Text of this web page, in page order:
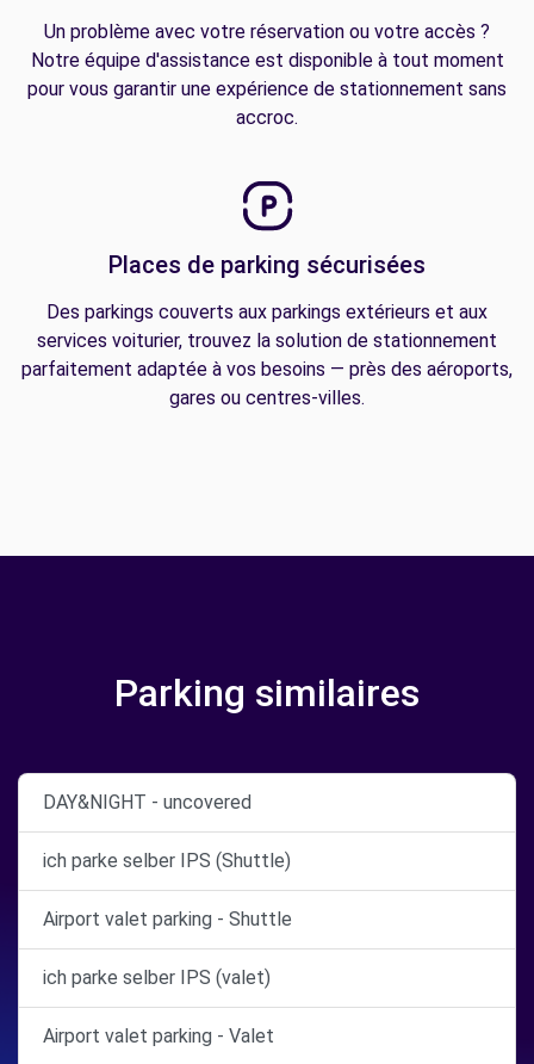
Un problème avec votre réservation ou votre accès ?
Notre équipe d'assistance est disponible à tout moment
pour vous garantir une expérience de stationnement sans
accroc.
Places de parking sécurisées
Des parkings couverts aux parkings extérieurs et aux
services voiturier, trouvez la solution de stationnement
parfaitement adaptée à vos besoins — près des aéroports,
gares ou centres-villes.
Parking similaires
DAY&NIGHT - uncovered
ich parke selber IPS (Shuttle)
Airport valet parking - Shuttle
ich parke selber IPS (valet)
Airport valet parking - Valet